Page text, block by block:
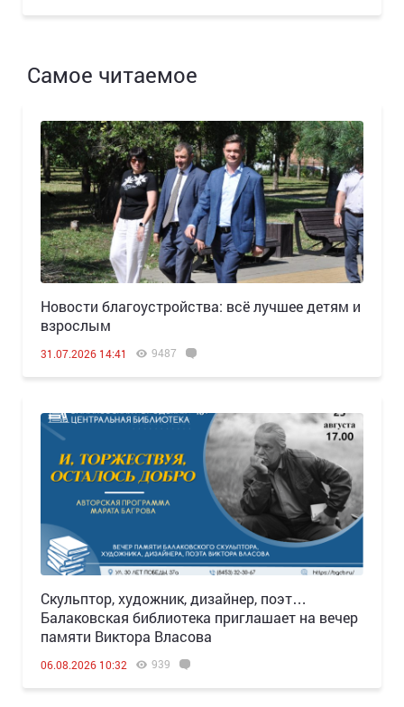
Самое читаемое
Новости благоустройства: всё лучшее детям и
взрослым
31.07.2026 14:41 9487
Скульптор, художник, дизайнер, поэт…
Балаковская библиотека приглашает на вечер
памяти Виктора Власова
06.08.2026 10:32 939